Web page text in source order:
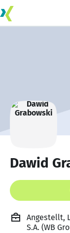
Dawid
Angestellt,
S.A. (WB